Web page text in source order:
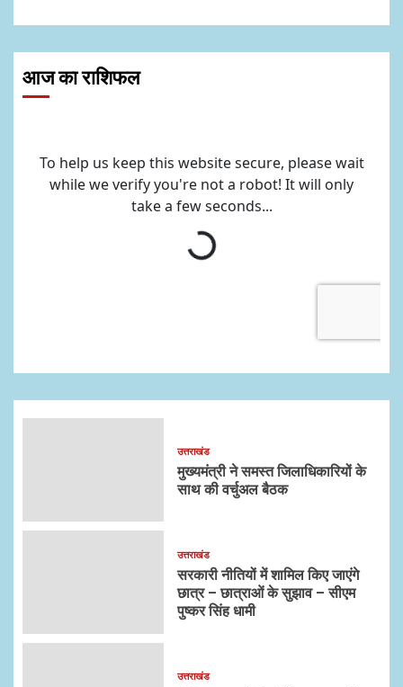
आज का राशिफल
उत्तराखंड
मुख्यमंत्री ने समस्त जिलाधिकारियों के
साथ की वर्चुअल बैठक
उत्तराखंड
सरकारी नीतियों में शामिल किए जाएंगे
छात्र – छात्राओं के सुझाव – सीएम
पुष्कर सिंह धामी
उत्तराखंड